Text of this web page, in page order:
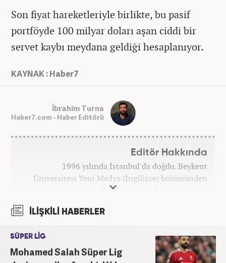
Son fiyat hareketleriyle birlikte, bu pasif
portföyde 100 milyar doları aşan ciddi bir
servet kaybı meydana geldiği hesaplanıyor.
KAYNAK : Haber7
İbrahim Turna
Haber7.com - Haber Editörü
Editör Hakkında
1996 yılında İstanbul'da doğdu. Beykent
Üniversitesi Yeni Medya (İngilizce) bölümünden
mezun oldu. Kanal 7 Medya Grubu'na bağlı
İLİŞKİLİ HABERLER
SÜPER LİG
Mohamed Salah Süper Lig